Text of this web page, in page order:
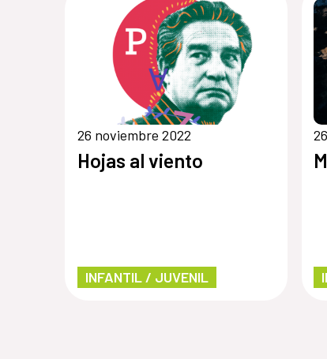
26 noviembre 2022
Hojas al viento
INFANTIL / JUVENIL